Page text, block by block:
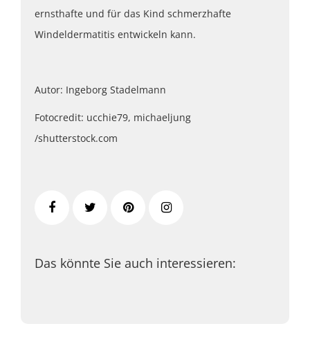
ernsthafte und für das Kind schmerzhafte
Windeldermatitis entwickeln kann.
Autor: Ingeborg Stadelmann
Fotocredit: ucchie79, michaeljung
/shutterstock.com
Das könnte Sie auch interessieren: